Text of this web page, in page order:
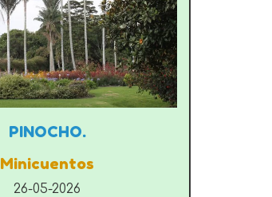
PINOCHO.
Minicuentos
26-05-2026